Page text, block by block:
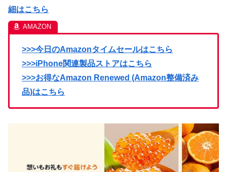
細はこちら
>>>今日のAmazonタイムセールはこちら
>>>iPhone関連製品ストアはこちら
>>>お得なAmazon Renewed (Amazon整備済み
品)はこちら